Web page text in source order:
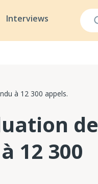
Interviews
à 12 300 appels.
de
12 300